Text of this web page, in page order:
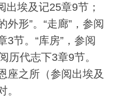
出埃及记25章9节；
外形”。“走廊”，参阅
3节。“库房”，参阅
历代志下3章9节。
座之所（参阅出埃及
。